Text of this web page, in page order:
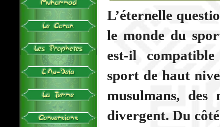
L’éternelle
le monde du
est-il
sport de haut
musulmans, des
divergent. Du